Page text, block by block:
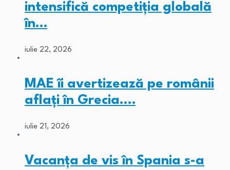
intensifică competiția globală
în…
iulie 22, 2026
MAE îi avertizează pe românii
aflați în Grecia.…
iulie 21, 2026
Vacanța de vis în Spania s-a